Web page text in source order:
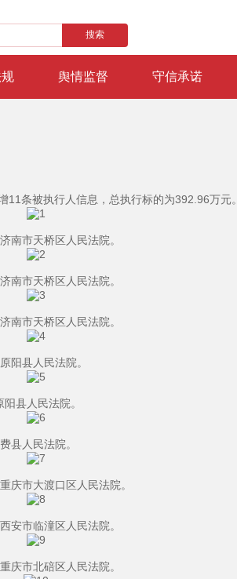
搜索
舆情监督 守信承诺
条被执行人信息，总执行标的为392.96万元。
市天桥区人民法院。
市天桥区人民法院。
市天桥区人民法院。
县人民法院。
县人民法院。
人民法院。
市大渡口区人民法院。
市临潼区人民法院。
市北碚区人民法院。